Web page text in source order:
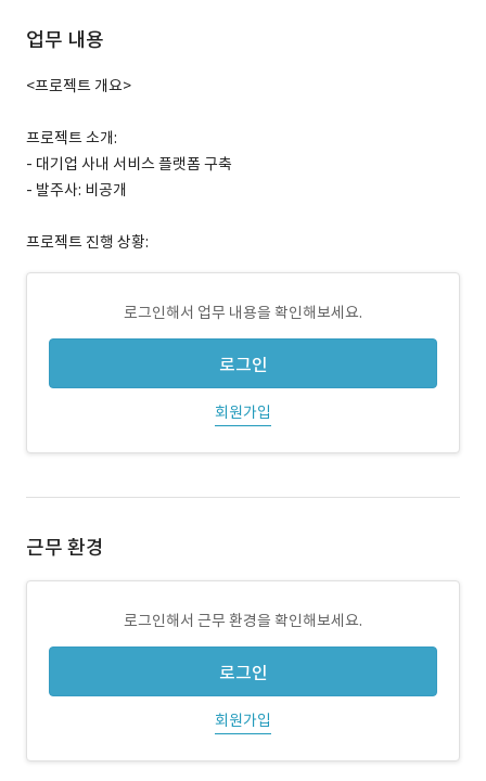
업무 내용
<프로젝트 개요>
프로젝트 소개:
- 대기업 사내 서비스 플랫폼 구축
- 발주사: 비공개
프로젝트 진행 상황:
로그인해서 업무 내용을 확인해보세요.
로그인
회원가입
근무 환경
로그인해서 근무 환경을 확인해보세요.
로그인
회원가입